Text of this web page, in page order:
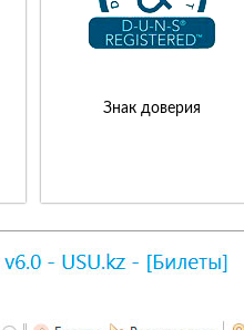
Знак доверия